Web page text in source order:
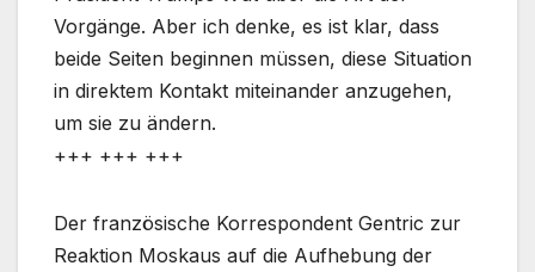
Vorgänge. Aber ich denke, es ist klar, dass
beide Seiten beginnen müssen, diese Situation
in direktem Kontakt miteinander anzugehen,
um sie zu ändern.
+++ +++ +++
Der französische Korrespondent Gentric zur
Reaktion Moskaus auf die Aufhebung der